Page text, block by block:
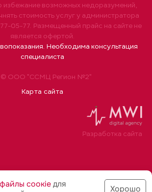
ООО "ССМЦ Регион №2"
Карта сайта
избежание возможных недоразумений,
стоимость услуг у администратора
05-77. Размещенный прайс на сайте не
является офертой.
Необходима консультация
специалиста
Разработка сайта
файлы соoкіедля
Хорошо